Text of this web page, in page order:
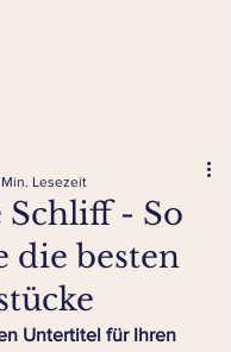
Schliff - So
die besten
Min. Lesezeit
Untertitel für Ihren